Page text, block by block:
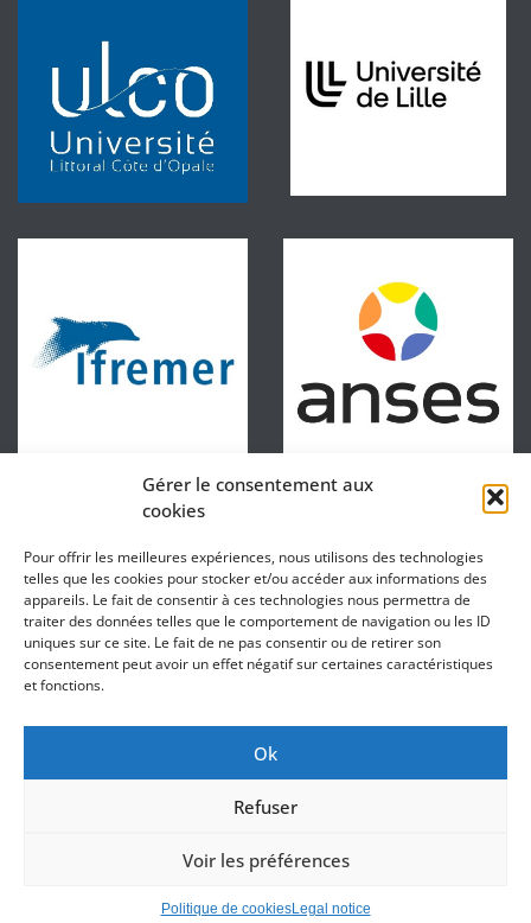
Gérer le consentement aux
cookies
Pour offrir les meilleures expériences, nous utilisons des technologies
telles que les cookies pour stocker et/ou accéder aux informations des
appareils. Le fait de consentir à ces technologies nous permettra de
traiter des données telles que le comportement de navigation ou les ID
uniques sur ce site. Le fait de ne pas consentir ou de retirer son
consentement peut avoir un effet négatif sur certaines caractéristiques
et fonctions.
Ok
Refuser
Voir les préférences
Politique de cookiesLegal notice
ASSISTANT DIRECTORS : Thierry Grard / Catherine Roche
– 03 21 99 41 59